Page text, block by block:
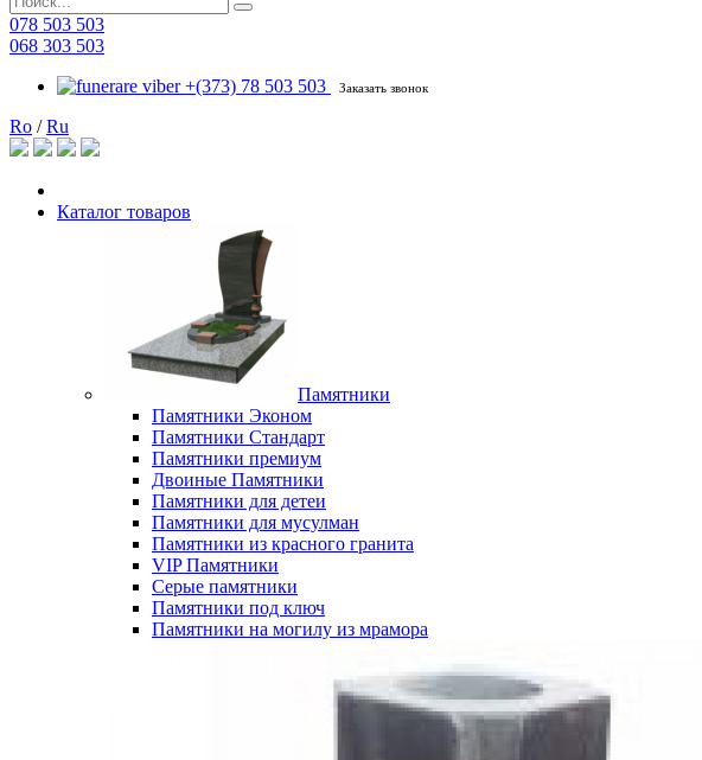
078 503 503
068 303 503
+(373) 78 503 503
Заказать звонок
Ro /Ru
Каталог товаров
Памятники
Памятники Эконом
Памятники Стандарт
Памятники премиум
Двоиные Памятники
Памятники для детеи
Памятники для мусулман
Памятники из красного гранита
VIP Памятники
Серые памятники
Памятники под ключ
Памятники на могилу из мрамора